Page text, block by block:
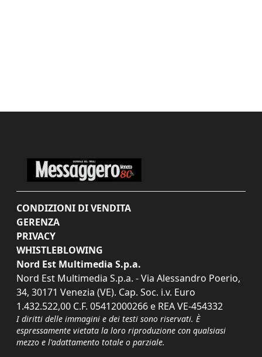
CONDIZIONI DI VENDITA
GERENZA
PRIVACY
WHISTLEBLOWING
Nord Est Multimedia S.p.a.
Nord Est Multimedia S.p.a. - Via Alessandro Poerio,
34, 30171 Venezia (VE). Cap. Soc. i.v. Euro
1.432.522,00 C.F. 05412000266 e REA VE-454332
I diritti delle immagini e dei testi sono riservati. È
espressamente vietata la loro riproduzione con qualsiasi
mezzo e l'adattamento totale o parziale.